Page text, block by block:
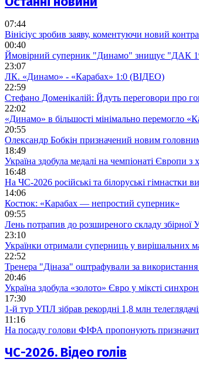
07:44
Вінісіус зробив заяву, коментуючи новий
00:40
Ймовірний суперник "Динамо" знищує "ДАК
23:07
ЛК. «Динамо» - «Карабах» 1:0 (ВІДЕО)
22:59
Стефано Доменікалій: Йдуть переговори про
22:02
«Динамо» в більшості мінімально перемогло
20:55
Олександр Бобкін призначений новим
18:49
Україна здобула медалі на чемпіонаті Європи з
16:48
На ЧС-2026 російські та білоруські гімнастки
14:06
Костюк: «Карабах — непростий суперник»
09:55
Лень потрапив до розширеного складу збірної
23:10
Українки отримали суперниць у вирішальних
22:52
Тренера "Діназа" оштрафували за
20:46
Україна здобула «золото» Євро у міксті
17:30
1-й тур УПЛ зібрав рекордні 1,8 млн
11:16
На посаду голови ФІФА пропонують
ЧС-2026. Відео голів